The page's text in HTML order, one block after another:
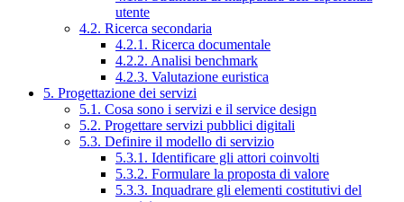
utente
4.2. Ricerca secondaria
4.2.1. Ricerca documentale
4.2.2. Analisi benchmark
4.2.3. Valutazione euristica
5. Progettazione dei servizi
5.1. Cosa sono i servizi e il service design
5.2. Progettare servizi pubblici digitali
5.3. Definire il modello di servizio
5.3.1. Identificare gli attori coinvolti
5.3.2. Formulare la proposta di valore
5.3.3. Inquadrare gli elementi costitutivi del